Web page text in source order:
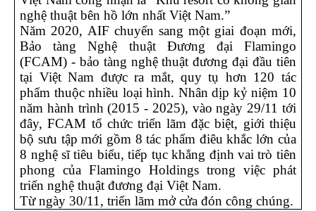
nghệ thuật bên hồ lớn nhất Việt Nam.”
Năm 2020, AIF chuyển sang một giai đoạn mới,
Bảo tàng Nghệ thuật Đương đại Flamingo
(FCAM) - bảo tàng nghệ thuật đương đại đầu tiên
tại Việt Nam được ra mắt, quy tụ hơn 120 tác
phẩm thuộc nhiều loại hình. Nhân dịp kỷ niệm 10
năm hành trình (2015 - 2025), vào ngày 29/11 tới
đây, FCAM tổ chức triển lãm đặc biệt, giới thiệu
bộ sưu tập mới gồm 8 tác phẩm điêu khắc lớn của
8 nghệ sĩ tiêu biểu, tiếp tục khẳng định vai trò tiên
phong của Flamingo Holdings trong việc phát
triển nghệ thuật đương đại Việt Nam.
Từ ngày 30/11, triển lãm mở cửa đón công chúng.